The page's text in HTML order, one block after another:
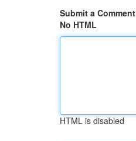
Submit a Comment
No HTML
HTML is disabled